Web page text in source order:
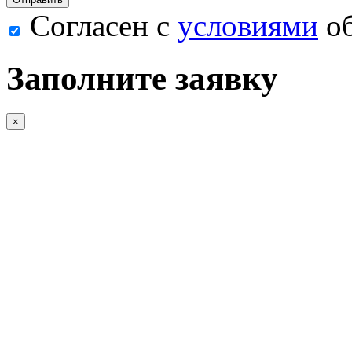
Согласен с условиями
Заполните заявку
×